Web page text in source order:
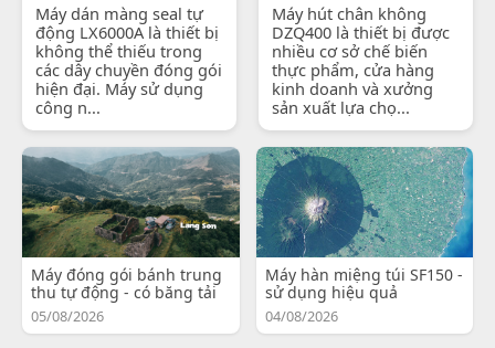
Máy dán màng seal tự
động LX6000A là thiết bị
không thể thiếu trong
các dây chuyền đóng gói
hiện đại. Máy sử dụng
công n...
Máy hút chân không
DZQ400 là thiết bị được
nhiều cơ sở chế biến
thực phẩm, cửa hàng
kinh doanh và xưởng
sản xuất lựa chọ...
Máy đóng gói bánh trung
thu tự động - có băng tải
05/08/2026
Máy hàn miệng túi SF150 -
sử dụng hiệu quả
04/08/2026